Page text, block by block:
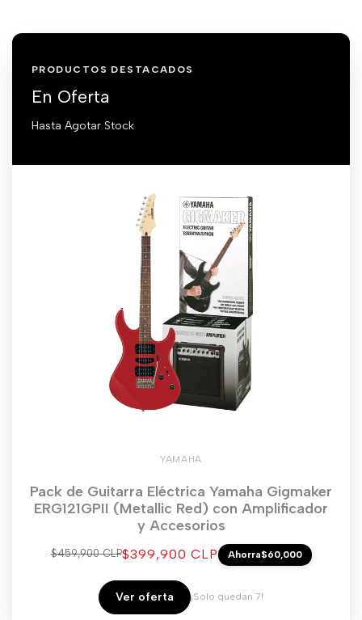
PRODUCTOS DESTACADOS
En Oferta
Hasta Agotar Stock
YAMAHA
Pack de Guitarra Eléctrica Yamaha Gigmaker
ERG121GPII (Metallic Red) con Amplificador
y Accesorios
Precio
$459,900 CLPPrecio
venta
$399,900 CLP Ahorra$60,000
Ver oferta ¡Solo quedan 7!